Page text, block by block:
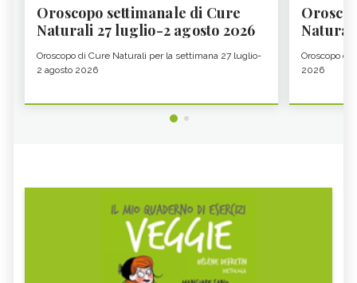
Oroscopo settimanale di Cure
Naturali 27 luglio-2 agosto 2026
Oroscopo di Cure Naturali per la settimana 27 luglio-
2 agosto 2026
Oroscopo di
2026